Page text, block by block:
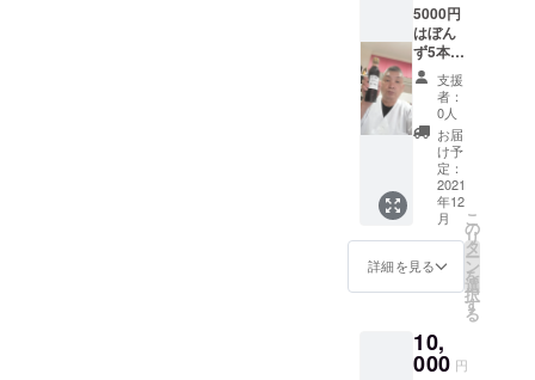
5000円
はぼん
ず5本と
食事券
3000円
送料は
私が持
ちます
2021年
12月31
日迄有
効期限
です
支援
者：
0人
お届
け予
定：
2021
年12
月
詳細を見る
こ
の
リ
タ
ー
ン
を
選
択
す
る
10,
000 円